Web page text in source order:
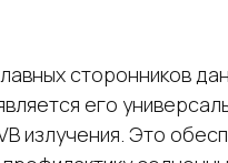
сторонников
его
излучения. Это